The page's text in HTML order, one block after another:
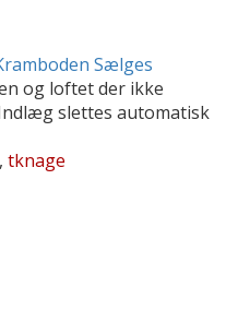
Sælges
og loftet der ikke
slettes automatisk
, tknage